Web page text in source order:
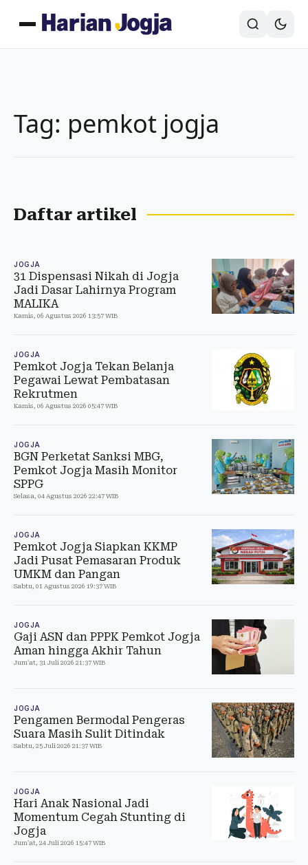
Tag: pemkot jogja
Daftar artikel
JOGJA
31 Dispensasi Nikah di Jogja
Jadi Dasar Lahirnya Program
MALIKA
Kamis, 06 Agustus 2026 13:57 WIB
JOGJA
Pemkot Jogja Tekan Belanja
Pegawai Lewat Pembatasan
Rekrutmen
Kamis, 06 Agustus 2026 05:47 WIB
JOGJA
BGN Perketat Sanksi MBG,
Pemkot Jogja Masih Monitor
SPPG
Selasa, 04 Agustus 2026 22:47 WIB
JOGJA
Pemkot Jogja Siapkan KKMP
Jadi Pusat Pemasaran Produk
UMKM dan Pangan
Sabtu, 01 Agustus 2026 19:37 WIB
JOGJA
Gaji ASN dan PPPK Pemkot Jogja
Aman hingga Akhir Tahun
Jum'at, 31 Juli 2026 21:37 WIB
JOGJA
Pengamen Bermodal Pengeras
Suara Masih Sulit Ditindak
Sabtu, 25 Juli 2026 21:37 WIB
JOGJA
Hari Anak Nasional Jadi
Momentum Cegah Stunting di
Jogja
Jum'at, 24 Juli 2026 15:47 WIB